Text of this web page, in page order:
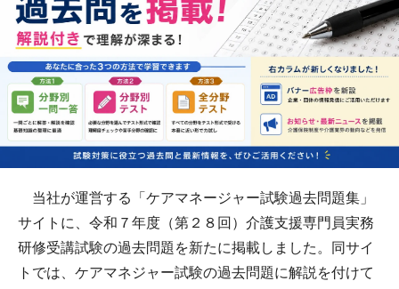
当社が運営する「ケアマネージャー試験過去問題集」
サイトに、令和７年度（第２８回）介護支援専門員実務
研修受講試験の過去問題を新たに掲載しました。同サイ
トでは、ケアマネジャー試験の過去問題に解説を付けて